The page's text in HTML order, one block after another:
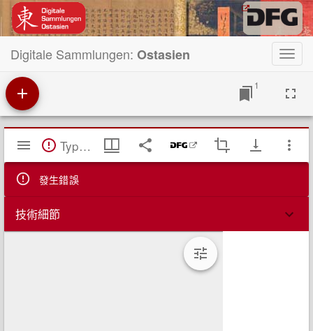
Digitale Sammlungen: Ostasien
1
Mirador
覽
TypeError: Failed to fetch
發生錯誤
技術細節